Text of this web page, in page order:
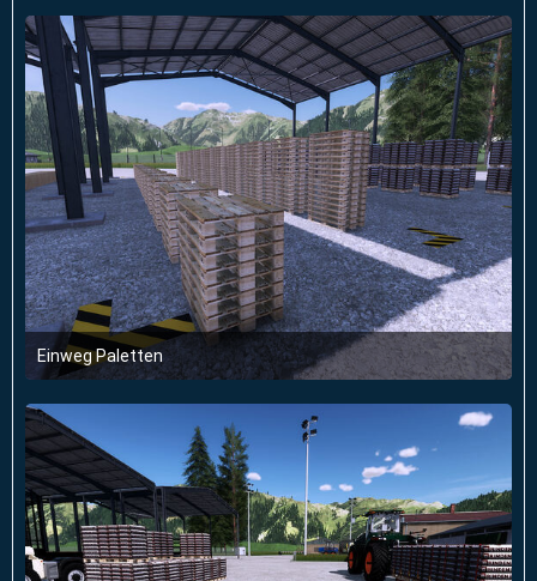
1
Einweg Paletten
21. Juli 2024 um 14:56